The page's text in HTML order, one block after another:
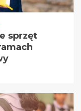
sprzęt